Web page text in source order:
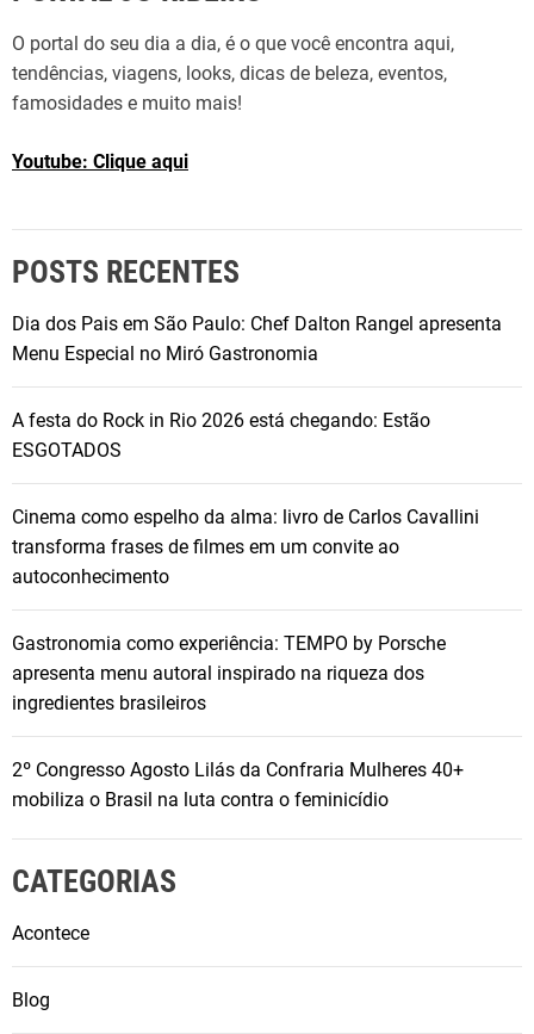
O portal do seu dia a dia, é o que você encontra aqui,
tendências, viagens, looks, dicas de beleza, eventos,
famosidades e muito mais!
Youtube: Clique aqui
POSTS RECENTES
Dia dos Pais em São Paulo: Chef Dalton Rangel apresenta
Menu Especial no Miró Gastronomia
A festa do Rock in Rio 2026 está chegando: Estão
ESGOTADOS
Cinema como espelho da alma: livro de Carlos Cavallini
transforma frases de filmes em um convite ao
autoconhecimento
Gastronomia como experiência: TEMPO by Porsche
apresenta menu autoral inspirado na riqueza dos
ingredientes brasileiros
2º Congresso Agosto Lilás da Confraria Mulheres 40+
mobiliza o Brasil na luta contra o feminicídio
CATEGORIAS
Acontece
Blog